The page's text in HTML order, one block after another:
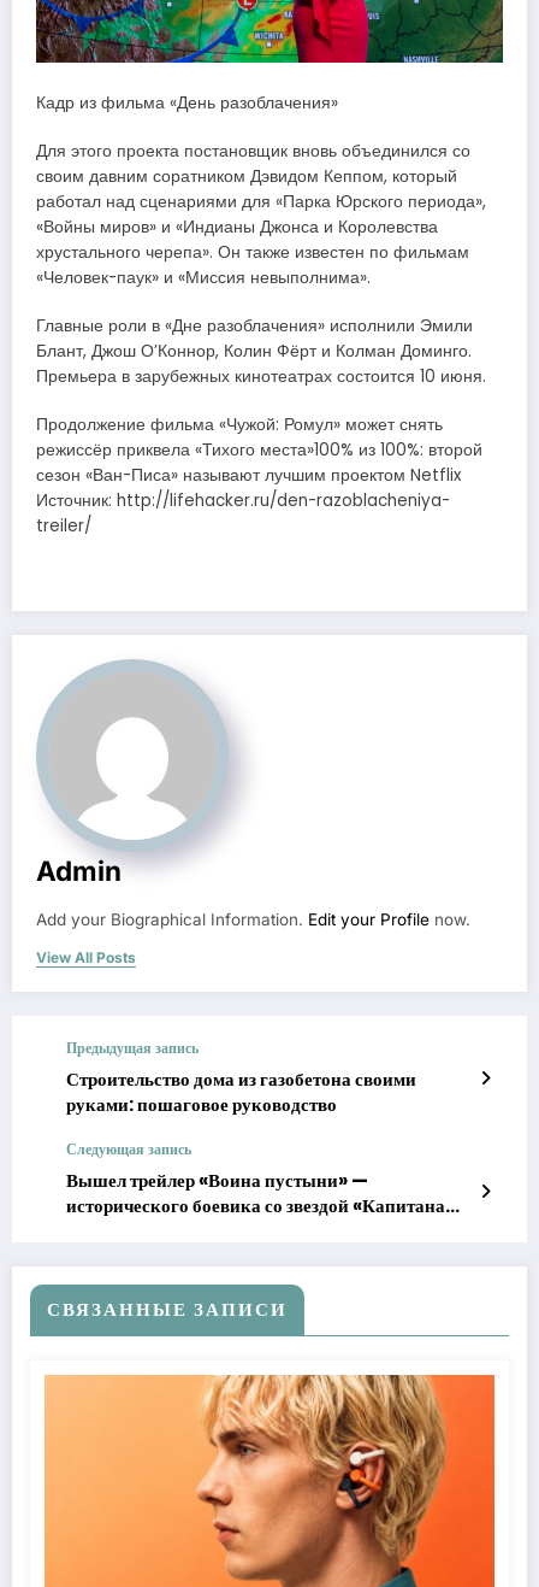
Кадр из фильма «День разоблачения»
Для этого проекта постановщик вновь объединился со
своим давним соратником Дэвидом Кеппом, который
работал над сценариями для «Парка Юрского периода»,
«Войны миров» и «Индианы Джонса и Королевства
хрустального черепа». Он также известен по фильмам
«Человек-паук» и «Миссия невыполнима».
Главные роли в «Дне разоблачения» исполнили Эмили
Блант, Джош О’Коннор, Колин Фёрт и Колман Доминго.
Премьера в зарубежных кинотеатрах состоится 10 июня.
Продолжение фильма «Чужой: Ромул» может снять
режиссёр приквела «Тихого места»100% из 100%: второй
сезон «Ван-Писа» называют лучшим проектом Netflix
Источник: http://lifehacker.ru/den-razoblacheniya-
treiler/
Admin
Add your Biographical Information. Edit your Profile now.
View All Posts
Предыдущая запись
Строительство дома из газобетона своими
руками: пошаговое руководство
Следующая запись
Вышел трейлер «Воина пустыни» —
исторического боевика со звездой «Капитана
СВЯЗАННЫЕ ЗАПИСИ